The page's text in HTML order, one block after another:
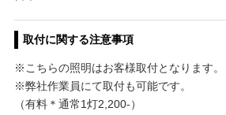
取付に関する注意事項
※こちらの照明はお客様取付となります。
※弊社作業員にて取付も可能です。
（有料＊通常1灯2,200-）